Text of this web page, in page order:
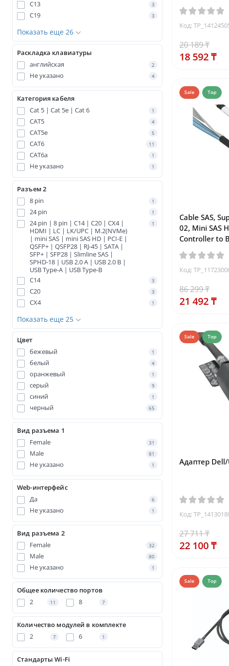
C13 3
C19 3
Показать еще 26
Раскладка клавиатуры
английская
2
Не указано 4
Категория кабеля
Cat 5 | Cat 5e | Cat 6
1
CAT5 4
CAT5e 5
CAT6 11
CAT6a 1
Не указано 1
Разъем 2
8 pin
1
24 pin 1
24 pin | 8 pin | C14 | C20 | CX4 |
HDMI | LC | LK/UPC | M.2(NVMe)
| mini SAS | mini SAS HD | PCI-E |
QSFP+ | QSFP28 | RJ-45 | SATA |
SFP+ | SFP28 | Slimline SAS |
SPHD-18 | USB 2.0 A | USB 2.0 B |
USB Type-A | USB Type-B
1
C14 3
C20 3
CX4 1
Показать еще 25
Цвет
бежевый
1
белый 4
оранжевый 1
серый 9
синий 1
черный 65
Вид разъема 1
Female
31
Male 81
Не указано 1
Web-интерфейс
Да
6
Не указано 1
Вид разъема 2
Female
32
Male 80
Не указано 1
Общее количество портов
2
11 8 7
Количество модулей в комплекте
2
7 6 1
Стандарты Wi-Fi
Код:
20 189 ₸
18 592 ₸
Sale Top
Cable SAS,
02, Mini SAS
Controller to
Код:
86 299 ₸
21 492 ₸
Sale Top
Адаптер Dell/
Код:
27 711 ₸
22 100 ₸
Sale Top